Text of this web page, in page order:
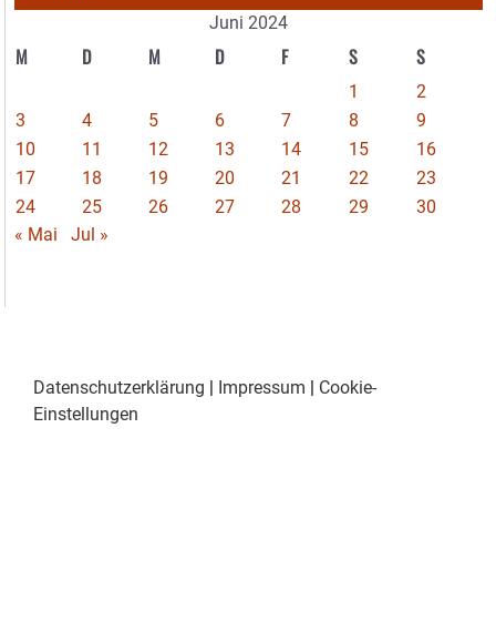
Juni 2024
M D M D F S S
1
2
3
4 5 6 7 8
9
10
11 12 13 14 15
16
17
18 19 20 21 22
23
24
25 26 27 28 29
30
« Mai
Jul »
Datenschutzerklärung | Impressum | Cookie-
Einstellungen